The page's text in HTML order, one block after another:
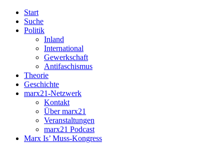
Start
Suche
Politik
Inland
International
Gewerkschaft
Antifaschismus
Theorie
Geschichte
marx21-Netzwerk
Kontakt
Über marx21
Veranstaltungen
marx21 Podcast
Marx Is’ Muss-Kongress